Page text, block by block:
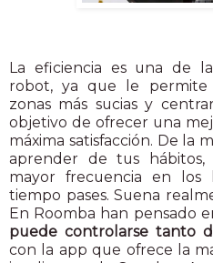
La eficiencia es una de
robot, ya que le permite
zonas más sucias y
objetivo de ofrecer una
máxima satisfacción. De la
aprender de tus
mayor frecuencia en los
tiempo pases. Suena
En Roomba han pensado
puede controlarse tanto
con la app que ofrece la